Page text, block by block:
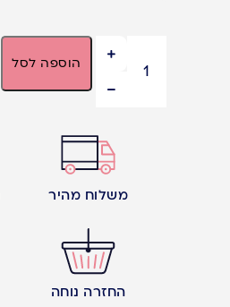
הוספה לסל
משלוח מהיר
החזרה נוחה